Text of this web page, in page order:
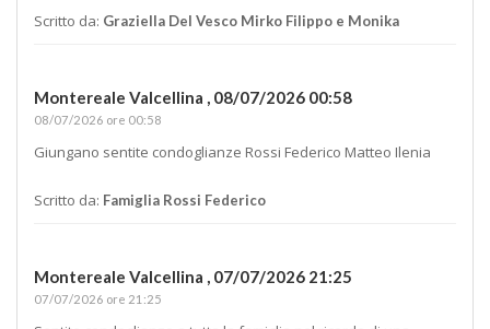
Scritto da: Graziella Del Vesco Mirko Filippo e Monika
Montereale Valcellina , 08/07/2026 00:58
08/07/2026 ore 00:58
Giungano sentite condoglianze Rossi Federico Matteo Ilenia
Scritto da: Famiglia Rossi Federico
Montereale Valcellina , 07/07/2026 21:25
07/07/2026 ore 21:25